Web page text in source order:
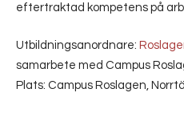
eftertraktad kompetens på
Utbildningsanordnare:
samarbete med Campus
Plats: Campus Roslagen,